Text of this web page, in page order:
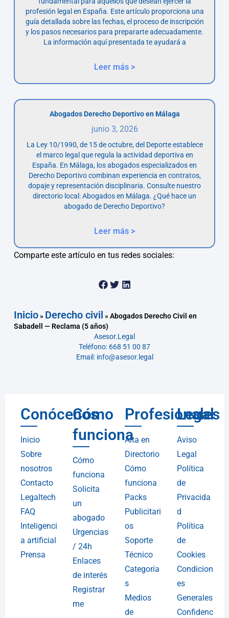
profesión legal en España. Este artículo proporciona una
guía detallada sobre las fechas, el proceso de inscripción
y los pasos necesarios para prepararte adecuadamente.
La información aquí presentada te ayudará a
Leer más >
Abogados Derecho Deportivo en Málaga
junio 3, 2026
La Ley 10/1990, de 15 de octubre, del Deporte establece
el marco legal que regula la actividad deportiva en
España. En Málaga, los abogados especializados en
Derecho Deportivo combinan experiencia en contratos,
dopaje y representación disciplinaria. Consulte nuestro
directorio local: Abogados en Málaga. ¿Qué hace un
abogado de Derecho Deportivo?
Leer más >
Comparte este artículo en tus redes sociales:
Inicio» Derecho civil »Abogados Derecho Civil en
Sabadell — Reclama (5 años)
Asesor.Legal
Teléfono: 668 51 00 87
Email: info@asesor.legal
Conócenos
Inicio
Sobre
nosotros
Contacto
Legaltech
FAQ
Inteligenci
a artificial
Prensa
Cómo
funciona
Cómo
funciona
Solicita
un
abogado
Urgencias
/ 24h
Enlaces
de interés
Registrar
me
Profesionales
Alta en
Directorio
Cómo
funciona
Packs
Publicitari
os
Soporte
Técnico
Categoría
s
Medios
de
Legal
Aviso
Legal
Política
de
Privacida
d
Política
de
Cookies
Condicion
es
Generales
Confidenc